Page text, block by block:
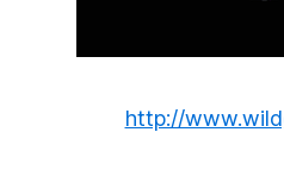
http://